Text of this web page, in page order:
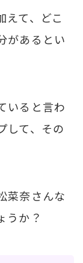
えて、どこ
があるとい
いると言わ
して、その
菜奈さんな
うか？